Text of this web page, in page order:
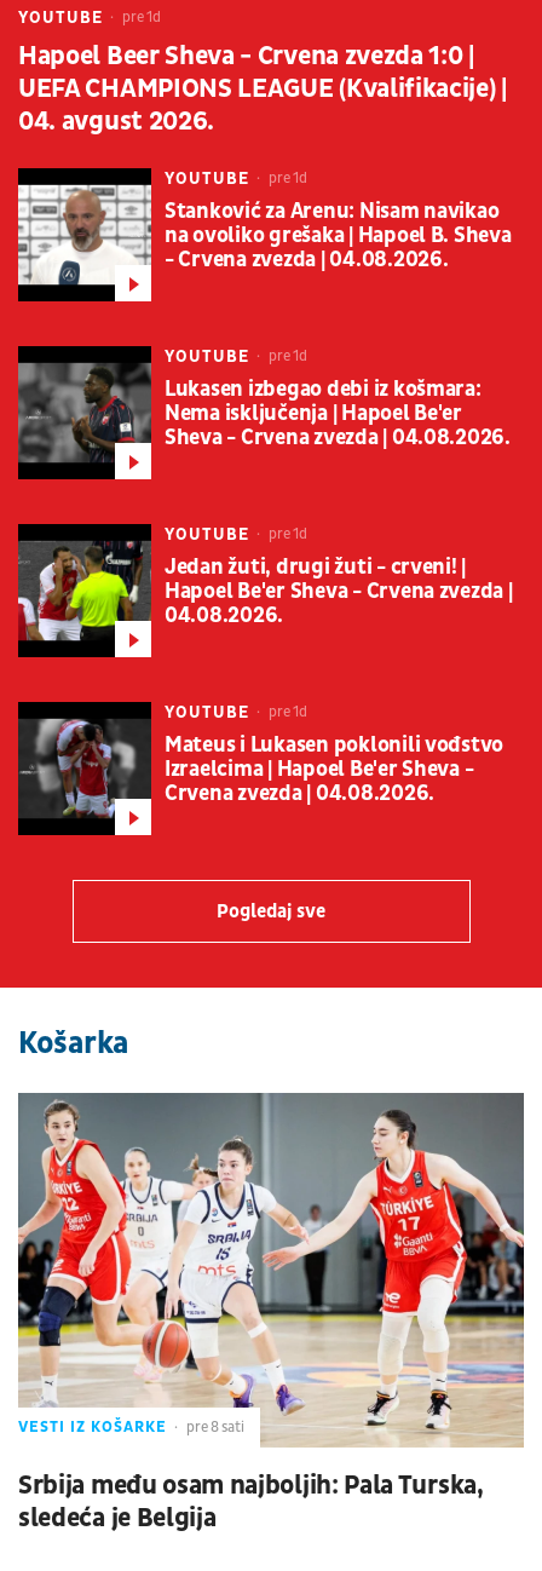
YOUTUBE pre 1d
Hapoel Beer Sheva - Crvena zvezda 1:0 |
UEFA CHAMPIONS LEAGUE (Kvalifikacije) |
04. avgust 2026.
YOUTUBE pre 1d
Stanković za Arenu: Nisam navikao
na ovoliko grešaka | Hapoel B. Sheva
- Crvena zvezda | 04.08.2026.
YOUTUBE pre 1d
Lukasen izbegao debi iz košmara:
Nema isključenja | Hapoel Be'er
Sheva - Crvena zvezda | 04.08.2026.
YOUTUBE pre 1d
Jedan žuti, drugi žuti - crveni! |
Hapoel Be'er Sheva - Crvena zvezda |
04.08.2026.
YOUTUBE pre 1d
Mateus i Lukasen poklonili vođstvo
Izraelcima | Hapoel Be'er Sheva -
Crvena zvezda | 04.08.2026.
Pogledaj sve
Košarka
VESTI IZ KOŠARKE pre 8 sati
Srbija među osam najboljih: Pala Turska,
sledeća je Belgija